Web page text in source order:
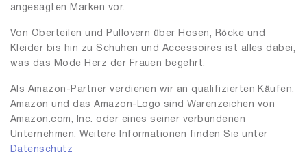
angesagten Marken vor.
Von Oberteilen und Pullovern über Hosen, Röcke und
Kleider bis hin zu Schuhen und Accessoires ist alles dabei,
was das Mode Herz der Frauen begehrt.
Als Amazon-Partner verdienen wir an qualifizierten Käufen.
Amazon und das Amazon-Logo sind Warenzeichen von
Amazon.com, Inc. oder eines seiner verbundenen
Unternehmen. Weitere Informationen finden Sie unter
Datenschutz